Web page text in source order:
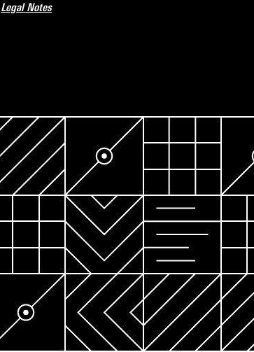
Legal Notes